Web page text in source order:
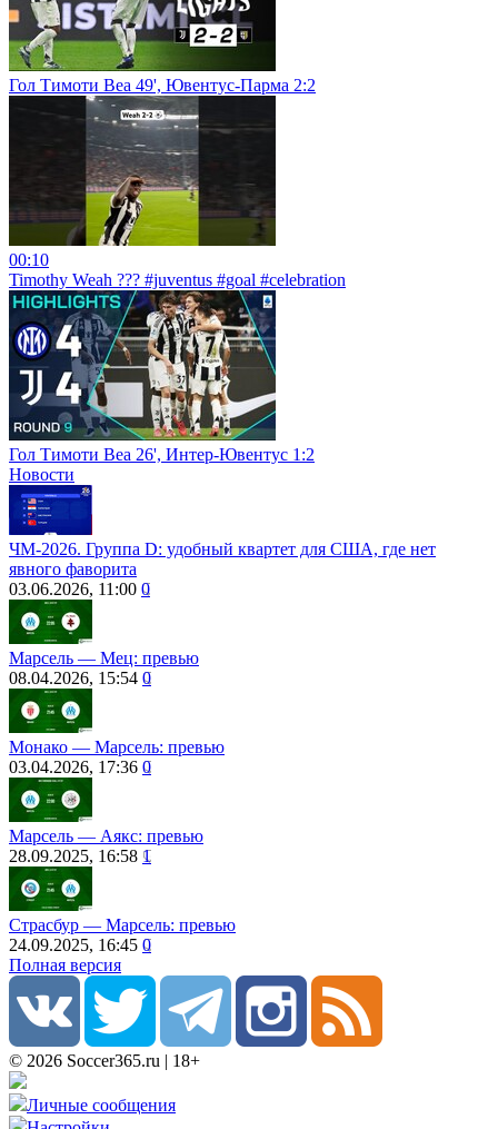
Гол Тимоти Веа 49', Ювентус-Парма 2:2
00:10
Timothy Weah ??? #juventus #goal #celebration
Гол Тимоти Веа 26', Интер-Ювентус 1:2
Новости
ЧМ-2026. Группа D: удобный квартет для США, где нет
явного фаворита
03.06.2026, 11:00 0
Марсель ― Мец: превью
08.04.2026, 15:54 0
Монако ― Марсель: превью
03.04.2026, 17:36 0
Марсель ― Аякс: превью
28.09.2025, 16:58 1
Страсбур ― Марсель: превью
24.09.2025, 16:45 0
Полная версия
© 2026 Soccer365.ru | 18+
Личные сообщения